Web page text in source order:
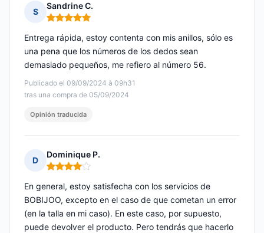
S
Sandrine C.
Nota: 5 de 5
Publicado el 09/09/2024 à 09h31
tras una compra de 05/09/2024
Entrega rápida, estoy contenta con mis anillos, sólo es
una pena que los números de los dedos sean
demasiado pequeños, me refiero al número 56.
Opinión traducida
D
Dominique P.
Nota: 4 de 5
En general, estoy satisfecha con los servicios de
BOBIJOO, excepto en el caso de que cometan un error
(en la talla en mi caso). En este caso, por supuesto,
puede devolver el producto. Pero tendrás que hacerlo